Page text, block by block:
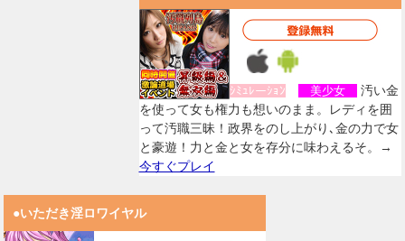
ｼﾐｭﾚーｼｮﾝ 美少女
汚い金
を使って女も権力も想いのまま。レディを囲
って汚職三昧！政界をのし上がり､金の力で女
と豪遊！力と金と女を存分に味わえるそ。→
今すぐプレイ
●いただき淫ロワイヤル